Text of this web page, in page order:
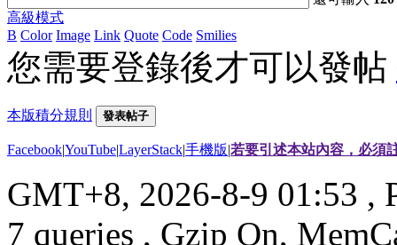
高級模式
B Color Image Link Quote Code Smilies
您需要登錄後才可以發帖
本版積分規則 發表帖子
Facebook|YouTube|LayerStack|手機版|若要引述本站內容，必須
GMT+8, 2026-8-9 01:53 ,
7 queries , Gzip On,